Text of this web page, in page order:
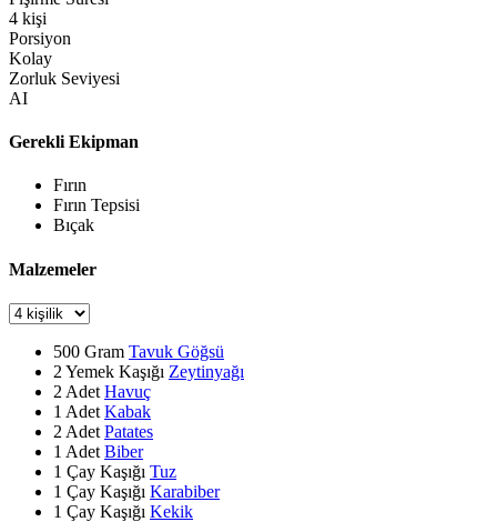
4 kişi
Porsiyon
Kolay
Zorluk Seviyesi
AI
Gerekli Ekipman
Fırın
Fırın Tepsisi
Bıçak
Malzemeler
500 Gram Tavuk Göğsü
2 Yemek Kaşığı Zeytinyağı
2 Adet Havuç
1 Adet Kabak
2 Adet Patates
1 Adet Biber
1 Çay Kaşığı Tuz
1 Çay Kaşığı Karabiber
1 Çay Kaşığı Kekik